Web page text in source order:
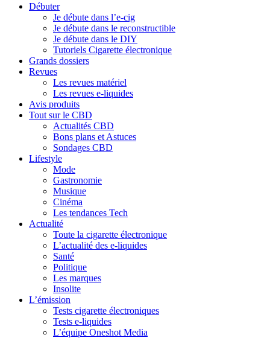
Débuter
Je débute dans l’e-cig
Je débute dans le reconstructible
Je débute dans le DIY
Tutoriels Cigarette électronique
Grands dossiers
Revues
Les revues matériel
Les revues e-liquides
Avis produits
Tout sur le CBD
Actualités CBD
Bons plans et Astuces
Sondages CBD
Lifestyle
Mode
Gastronomie
Musique
Cinéma
Les tendances Tech
Actualité
Toute la cigarette électronique
L’actualité des e-liquides
Santé
Politique
Les marques
Insolite
L’émission
Tests cigarette électroniques
Tests e-liquides
L’équipe Oneshot Media